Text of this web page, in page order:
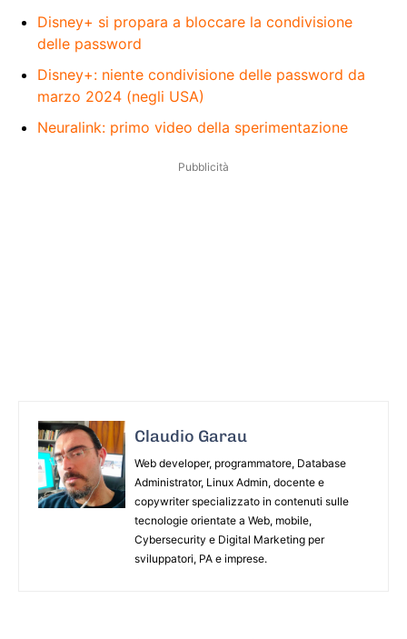
Disney+ si propara a bloccare la condivisione
delle password
Disney+: niente condivisione delle password da
marzo 2024 (negli USA)
Neuralink: primo video della sperimentazione
Pubblicità
Claudio Garau
Web developer, programmatore, Database
Administrator, Linux Admin, docente e
copywriter specializzato in contenuti sulle
tecnologie orientate a Web, mobile,
Cybersecurity e Digital Marketing per
sviluppatori, PA e imprese.